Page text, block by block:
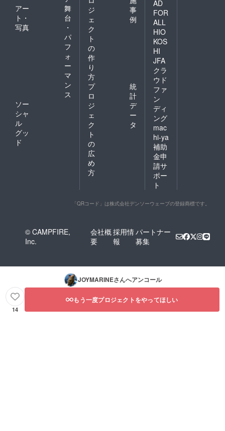
アー
ト・
写真
舞
台
・
パ
フ
ォ
ー
マ
ン
ス
ソー
シャ
ル
グッ
ド
ジ
ェ
ク
ト
の
作
り
方
事
例
プ
ロ
ジ
ェ
ク
ト
の
広
め
方
統
計
デ
ー
タ
AD
FOR
ALL
HIO
KOS
HI
JFA
クラ
ウド
ファ
ン
ディ
ング
mac
hi-ya
補助
金申
請サ
ポー
ト
「QRコード」は株式会社デンソーウェーブの登録商標です。
© CAMPFIRE,
Inc.
会社概
要
採用情
報
パートナー
募集
JOYMARINEさんへアンコール
14
もう一度プロジェクトをやってほしい